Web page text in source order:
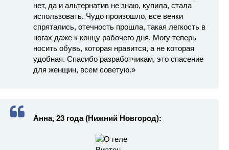
нет, да и альтернатив не знаю, купила, стала
использовать. Чудо произошло, все венки
спрятались, отечность прошла, такая легкость в
ногах даже к концу рабочего дня. Могу теперь
носить обувь, которая нравится, а не которая
удобная. Спасибо разработчикам, это спасение
для женщин, всем советую.»
Анна, 23 года (Нижний Новгород):